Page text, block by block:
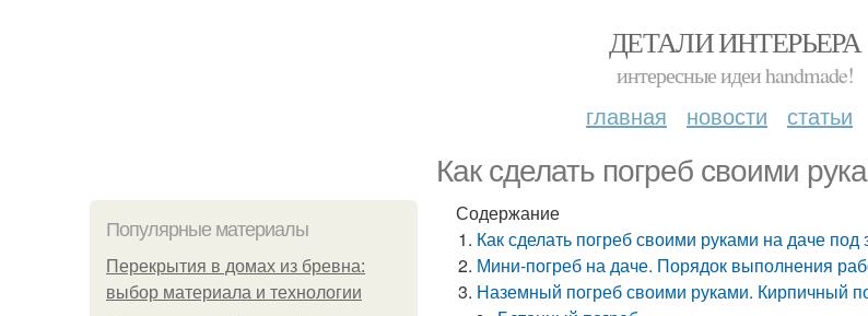
ДЕТАЛИ ИНТЕРЬЕРА
интересные идеи handmade!
главная новости статьи
Как сделать погреб своими
Популярные материалы
Перекрытия в домах из бревна:
выбор материала и технологии
Содержание
Как сделать погреб своими руками на даче под
Мини-погреб на даче. Порядок выполнения
Наземный погреб своими руками. Кирпичный